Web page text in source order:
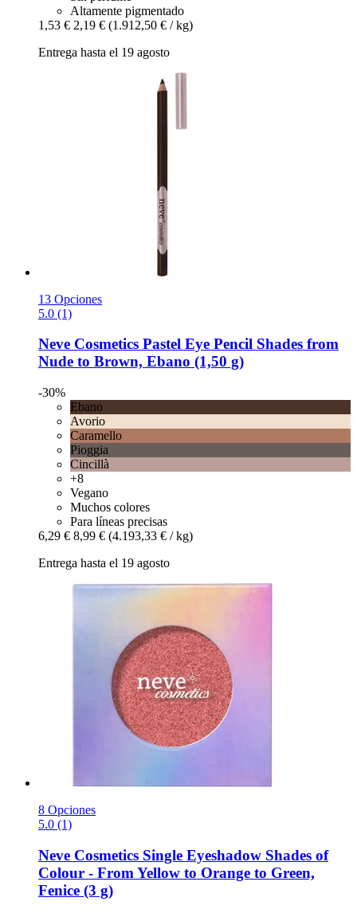
Altamente pigmentado
1,53 € 2,19 € (1.912,50 € / kg)
Entrega hasta el 19 agosto
13 Opciones
5.0 (1)
Neve Cosmetics Pastel Eye Pencil Shades from
Nude to Brown, Ebano (1,50 g)
-30%
Ebano
Avorio
Caramello
Pioggia
Cincillà
+8
Vegano
Muchos colores
Para líneas precisas
6,29 € 8,99 € (4.193,33 € / kg)
Entrega hasta el 19 agosto
8 Opciones
5.0 (1)
Neve Cosmetics Single Eyeshadow Shades of
Colour -​ From Yellow to Orange to Green,
Fenice (3 g)